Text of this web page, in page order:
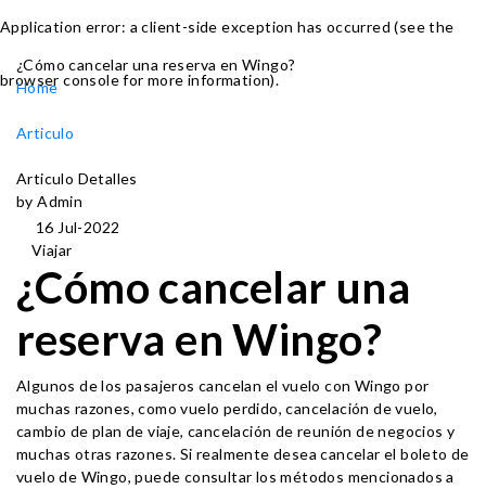
Application error: a client-side exception has occurred (see the
browser console for more information).
¿Cómo cancelar una reserva en Wingo?
Home
Articulo
Articulo Detalles
by Admin
16 Jul-2022
Viajar
¿Cómo cancelar una
reserva en Wingo?
Algunos de los pasajeros cancelan el vuelo con Wingo por
muchas razones, como vuelo perdido, cancelación de vuelo,
cambio de plan de viaje, cancelación de reunión de negocios y
muchas otras razones. Si realmente desea cancelar el boleto de
vuelo de Wingo, puede consultar los métodos mencionados a